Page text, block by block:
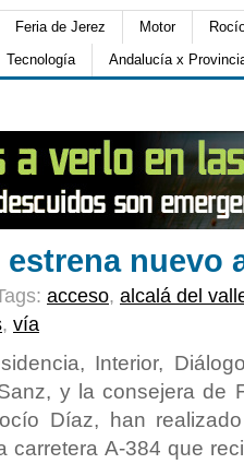
Feria de Jerez Motor
Tecnología Andalucía x
estrena nuevo
acceso, alcalá del
, vía
Interior,
y la consejera de
Díaz, han
carretera A-384 que